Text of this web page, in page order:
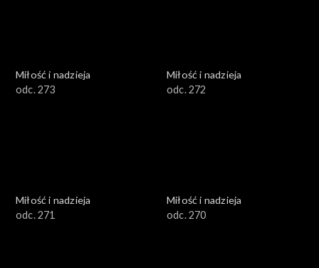
Miłość i nadzieja
odc. 273
Miłość i nadzieja
odc. 272
Miłość i nadzieja
odc. 271
Miłość i nadzieja
odc. 270